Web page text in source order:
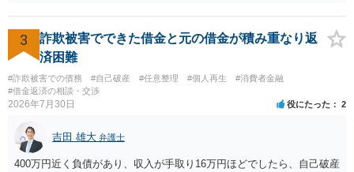
3
詐欺被害でできた借金と元の借金が積み重なり返
済困難
#詐欺被害での債務 #自己破産 #任意整理 #個人再生
#消費者金融
#借金返済の相談・交渉
2026年7月30日 役にたった 2
吉田 雄大 弁護士
400万円近く負債があり、収入が手取り16万円ほどでしたら、自己破産